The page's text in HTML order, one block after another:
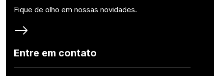
Fique de olho em nossas novidades.
Entre em contato